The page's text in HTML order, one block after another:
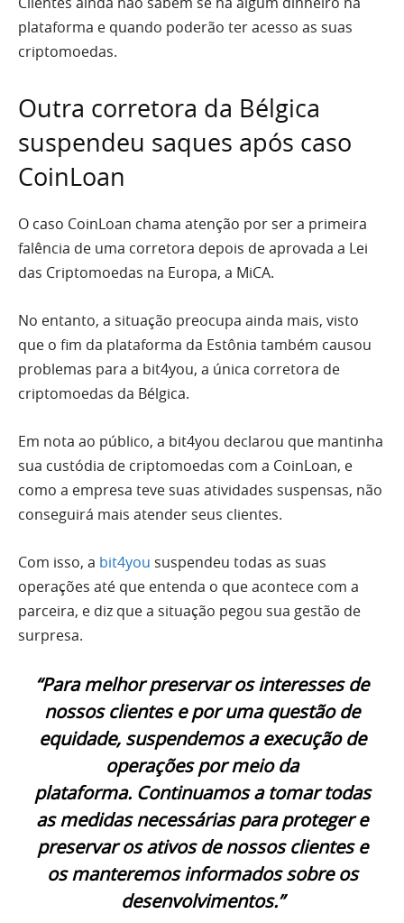
plataforma e quando poderão ter acesso as suas
criptomoedas.
Outra corretora da Bélgica
suspendeu saques após caso
CoinLoan
O caso CoinLoan chama atenção por ser a primeira
falência de uma corretora depois de aprovada a Lei
das Criptomoedas na Europa, a MiCA.
No entanto, a situação preocupa ainda mais, visto
que o fim da plataforma da Estônia também causou
problemas para a bit4you, a única corretora de
criptomoedas da Bélgica.
Em nota ao público, a bit4you declarou que mantinha
sua custódia de criptomoedas com a CoinLoan, e
como a empresa teve suas atividades suspensas, não
conseguirá mais atender seus clientes.
Com isso, a bit4you suspendeu todas as suas
operações até que entenda o que acontece com a
parceira, e diz que a situação pegou sua gestão de
surpresa.
“Para melhor preservar os interesses de
nossos clientes e por uma questão de
equidade, suspendemos a execução de
operações por meio da
plataforma. Continuamos a tomar todas
as medidas necessárias para proteger e
preservar os ativos de nossos clientes e
os manteremos informados sobre os
desenvolvimentos.”